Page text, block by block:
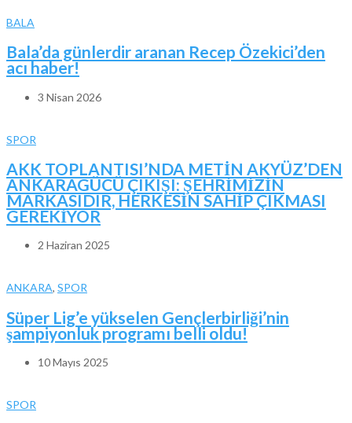
BALA
Bala’da günlerdir aranan Recep Özekici’den
acı haber!
3 Nisan 2026
SPOR
AKK TOPLANTISI’NDA METİN AKYÜZ’DEN
ANKARAGÜCÜ ÇIKIŞI: ŞEHRİMİZİN
MARKASIDIR, HERKESİN SAHİP ÇIKMASI
GEREKİYOR
2 Haziran 2025
ANKARA, SPOR
Süper Lig’e yükselen Gençlerbirliği’nin
şampiyonluk programı belli oldu!
10 Mayıs 2025
SPOR